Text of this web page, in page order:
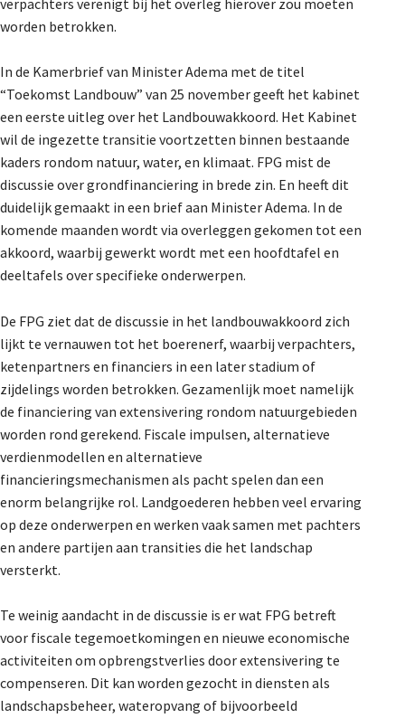
worden betrokken.
In de Kamerbrief van Minister Adema met de titel
“Toekomst Landbouw” van 25 november geeft het kabinet
een eerste uitleg over het Landbouwakkoord. Het Kabinet
wil de ingezette transitie voortzetten binnen bestaande
kaders rondom natuur, water, en klimaat. FPG mist de
discussie over grondfinanciering in brede zin. En heeft dit
duidelijk gemaakt in een brief aan Minister Adema. In de
komende maanden wordt via overleggen gekomen tot een
akkoord, waarbij gewerkt wordt met een hoofdtafel en
deeltafels over specifieke onderwerpen.
De FPG ziet dat de discussie in het landbouwakkoord zich
lijkt te vernauwen tot het boerenerf, waarbij verpachters,
ketenpartners en financiers in een later stadium of
zijdelings worden betrokken. Gezamenlijk moet namelijk
de financiering van extensivering rondom natuurgebieden
worden rond gerekend. Fiscale impulsen, alternatieve
verdienmodellen en alternatieve
financieringsmechanismen als pacht spelen dan een
enorm belangrijke rol. Landgoederen hebben veel ervaring
op deze onderwerpen en werken vaak samen met pachters
en andere partijen aan transities die het landschap
versterkt.
Te weinig aandacht in de discussie is er wat FPG betreft
voor fiscale tegemoetkomingen en nieuwe economische
activiteiten om opbrengstverlies door extensivering te
compenseren. Dit kan worden gezocht in diensten als
landschapsbeheer, wateropvang of bijvoorbeeld
Contact